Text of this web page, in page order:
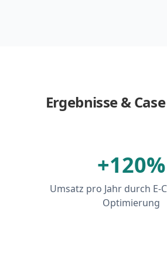
Ergebnisse &
+120%
Umsatz pro Jahr durch E-
Optimierung